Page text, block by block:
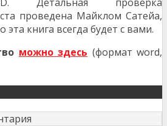
Детальная проверка
проведена Майклом Сатейа,
книга всегда будет с вами.
можно здесь (формат word,